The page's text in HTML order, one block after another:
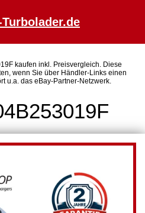
Turbolader.de
kaufen inkl. Preisvergleich. Diese
wenn Sie über Händler-Links einen
u.a. das eBay-Partner-Netzwerk.